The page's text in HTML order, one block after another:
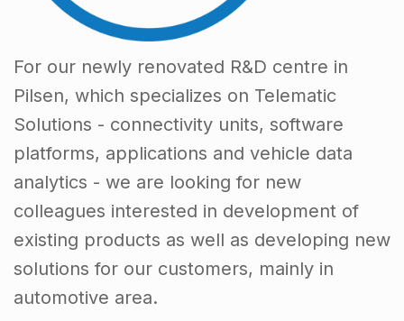
For our newly renovated R&D centre in
Pilsen, which specializes on Telematic
Solutions - connectivity units, software
platforms, applications and vehicle data
analytics - we are looking for new
colleagues interested in development of
existing products as well as developing new
solutions for our customers, mainly in
automotive area.